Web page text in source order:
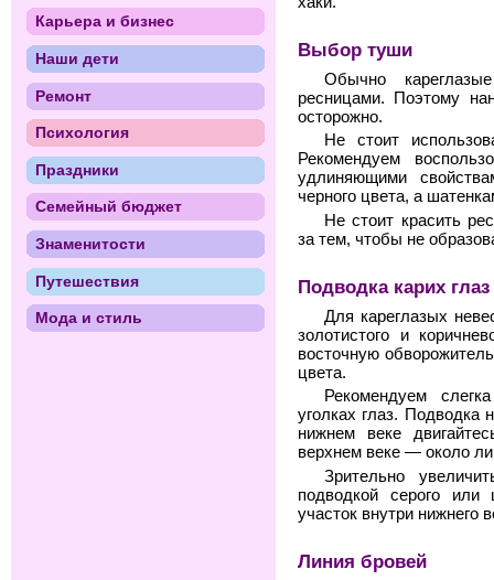
Выбор туши
Обычно
ресницами. Поэтому
осторожно.
Не стоит
Рекомендуем
удлиняющими
черного цвета, а
Не стоит красить
за тем, чтобы не
Подводка карих глаз
Для кареглазых
золотистого и
восточную
цвета.
Рекомендуем
уголках глаз. Подводка
нижнем веке
верхнем веке — около
Зрительно
подводкой серого или
участок внутри нижнего
Линия бровей
Карьера и бизнес
Наши дети
Ремонт
Психология
Праздники
Семейный бюджет
Знаменитости
Путешествия
Мода и стиль